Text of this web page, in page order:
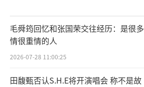
毛舜筠回忆和张国荣交往经历：是很多
情很重情的人
2026-07-28 11:00:25
田馥甄否认S.H.E将开演唱会 称不是故